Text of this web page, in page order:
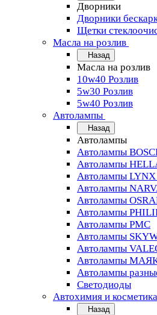
Дворники
Дворники
Щетки
Масла на розлив
Назад
Масла на розлив
10w40 Розлив
5w30 Розлив
5w40 Розлив
Автолампы
Назад
Автолампы
Автолампы
Автолампы
Автолампы LYNX
Автолампы
Автолампы
Автолампы
Автолампы PMC
Автолампы
Автолампы
Автолампы
Автолампы
Светодиоды
Автохимия и косметика
Назад